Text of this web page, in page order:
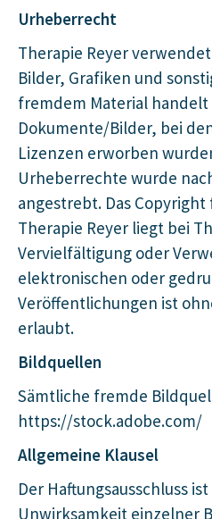
Urheberrecht
Therapie Reyer
Bilder, Grafiken und
fremdem Material handelt
Dokumente/Bilder, bei
Lizenzen erworben
Urheberrechte wurde
angestrebt. Das
Therapie Reyer liegt bei
Vervielfältigung oder
elektronischen oder
Veröffentlichungen ist
erlaubt.
Bildquellen
Sämtliche fremde
https://stock.adobe.com/
Allgemeine Klausel
Der Haftungsausschluss
Unwirksamkeit einzelner